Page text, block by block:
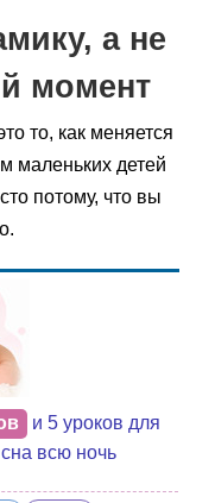
а не
момент
то, как меняется
маленьких детей
потому, что вы
и 5 уроков для
всю ночь